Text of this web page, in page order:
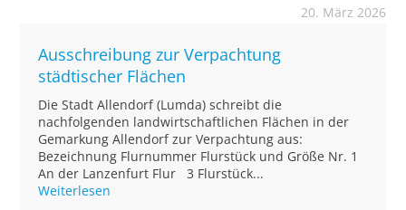
20. März 2026
Ausschreibung zur Verpachtung
städtischer Flächen
Die Stadt Allendorf (Lumda) schreibt die
nachfolgenden landwirtschaftlichen Flächen in der
Gemarkung Allendorf zur Verpachtung aus:
Bezeichnung Flurnummer Flurstück und Größe Nr. 1
An der Lanzenfurt Flur 3 Flurstück...
Weiterlesen